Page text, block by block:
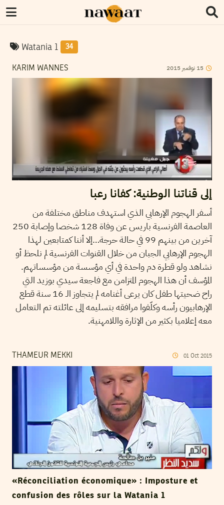
Watania 1 34
KARIM WANNES 15 نوفمبر 2015
إلى قناتنا الوطنية: كفانا رعبا
أسفر الهجوم الإرهابي الذي استهدف مناطق مختلفة من
العاصمة الفرنسية باريس عن وفاة 128 شخصا وإصابة 250
آخرين من بينهم 99 في حالة حرجة…إلا أننا كمتابعين لهذا
الهجوم الإرهابي الجبان من خلال القنوات الفرنسية لم نلحظ أو
نشاهد ولو قطرة دم واحدة في أي مؤسسة من مؤسساتهم.
المؤسف أن هذا الهجوم المتزامن مع فاجعة سيدي بوزيد التي
راح ضحيتها طفل كان يرعى أغنامه لم يتجاوز الـ 16 سنة قطع
الإرهابيون رأسه وكلّفوا مرافقه بتسليمه إلى عائلته تم التعامل
معه إعلاميا بكثير من الإثارة واللامهنية.
THAMEUR MEKKI 01 Oct 2015
«Réconciliation économique» : Imposture et
confusion des rôles sur la Watania 1